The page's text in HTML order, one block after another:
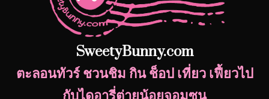
SweetyBunny.com
ตะลอนทัวร์ ชวนชิม กิน ช็อป เที่ยว เฟี้ยวไป